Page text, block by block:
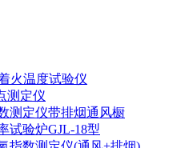
火温度试验仪
测定仪
测定仪带排烟通风橱
试验炉GJL-18型